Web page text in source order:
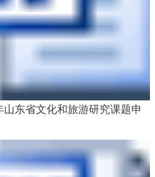
山东省文化和旅游研究课题申